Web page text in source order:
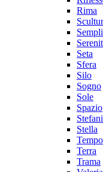
Rima
Seta
Sfera
Silo
Sogno
Sole
Spazio
Stella
Tempo
Terra
Trama